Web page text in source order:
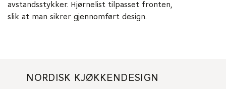
avstandsstykker. Hjørnelist tilpasset fronten,
slik at man sikrer gjennomført design.
NORDISK KJØKKENDESIGN